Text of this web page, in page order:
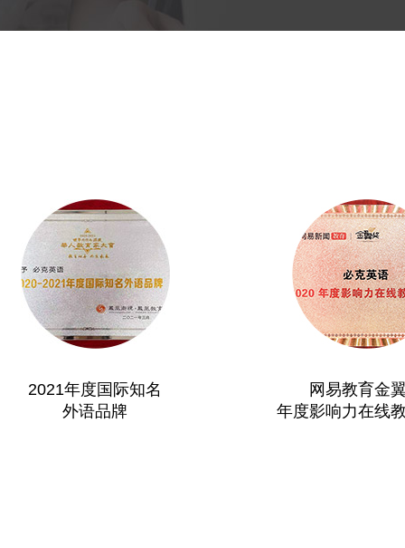
2021年度国际知名
外语品牌
网易教育金
年度影响力在线